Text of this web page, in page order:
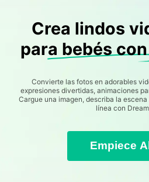
Crea lindos
para bebés
Convierte las fotos en adorables
expresiones divertidas, animaciones
Cargue una imagen, describa la
línea con
Empiece